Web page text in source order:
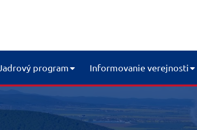
Jadrový program Informovanie verejnosti